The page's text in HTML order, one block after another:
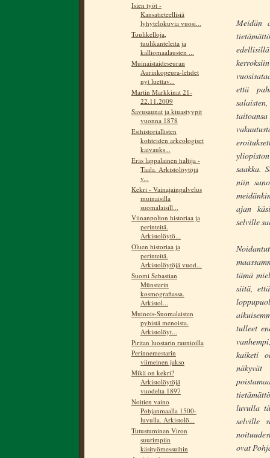
Isien työt -
Kansatieteellisiä
lyhytelokuvia vuosi...
Tuulikelloja,
tuulikanteleita ja
kalliomaalausten ...
Muinaistaideseuran
Aurinkopeura-lehdet
nyt luettav...
Martin Markkinat 21-
22.11.2009
Savusaunat ja kiuastyypit
vuonna 1878
Esihistoriallisten
kohteiden arkeologiset
kaivauks...
Eräs lappalainen haltija -
Taala. Arkistolöytöjä
v...
Kekri - Vainajainpalvelus
muinaisilla
suomalaisill...
Viinanpolton historiaa ja
perinteitä.
Arkistolöytö...
Oluen historiaa ja
perinteitä.
Arkistolöytöjä vuod...
Suomi Sebastian
Münsterin
kosmografiassa.
Arkistol...
Muinois-Suomalaisten
pyhistä menoista.
Arkistolöyt...
Piritan luostarin raunioilla
Perinnemestarin
viimeinen jakso
Mikä on kekri?
Arkistolöytöjä
vuodelta 1897
Noitien vaino
Pohjanmaalla 1500-
luvulla. Arkistolö...
Tutustuminen Viron
suurimpiin
käsityömessuihin
Meidän
että
saakka.
niin
ajan
selville
tämä
siitä,
tulleet
kaiketi
näkyvät
luvulla
selville
ovat